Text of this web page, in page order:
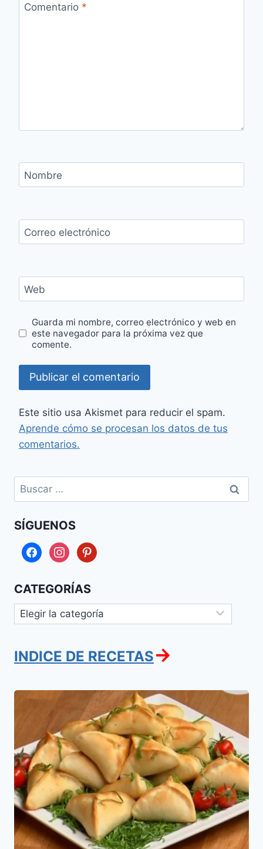
Comentario *
Nombre
Correo electrónico
Web
Guarda mi nombre, correo electrónico y web en
este navegador para la próxima vez que
comente.
Este sitio usa Akismet para reducir el spam.
Aprende cómo se procesan los datos de tus
comentarios.
Buscar:
SÍGUENOS
facebookinstagrampinterest
CATEGORÍAS
Categorías
INDICE DE RECETAS→
Juriat
(Lajmashim
Ricota)